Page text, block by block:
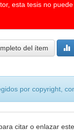
esta tesis no
del ítem
por copyright,
citar o enlazar